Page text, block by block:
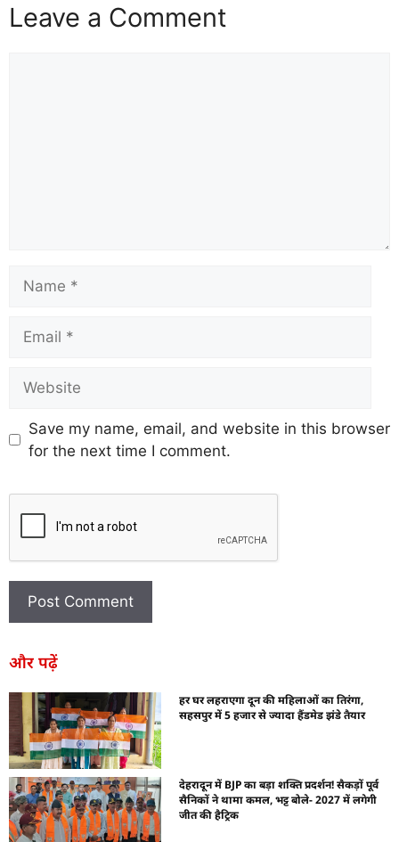
Leave a Comment
Save my name, email, and website in this browser
for the next time I comment.
और पढ़ें
हर घर लहराएगा दून की महिलाओं का तिरंगा,
सहसपुर में 5 हजार से ज्यादा हैंडमेड झंडे तैयार
देहरादून में BJP का बड़ा शक्ति प्रदर्शन! सैकड़ों पूर्व
सैनिकों ने थामा कमल, भट्ट बोले- 2027 में लगेगी
जीत की हैट्रिक